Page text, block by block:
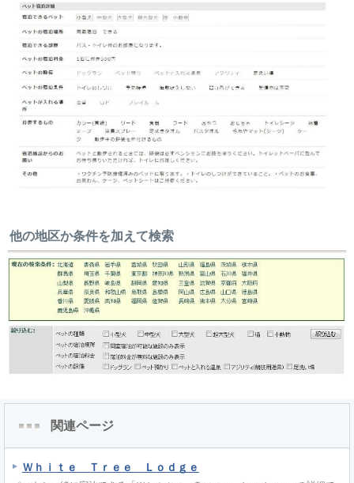
他の地区か条件を加えて検索
関連ページ
Ｗｈｉｔｅ Ｔｒｅｅ Ｌｏｄｇｅ